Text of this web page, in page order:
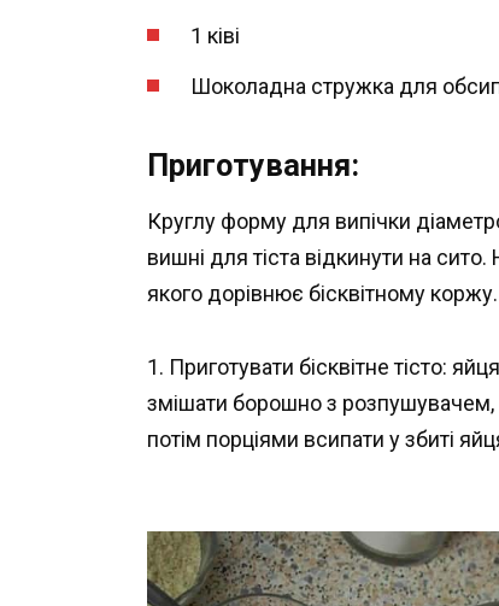
1 ківі
Шоколадна стружка для
Приготування:
Круглу форму для випічки
вишні для тіста відкинути на
якого дорівнює бісквітному коржу.
1. Приготувати бісквітне тісто:
змішати борошно з
потім порціями всипати у збиті